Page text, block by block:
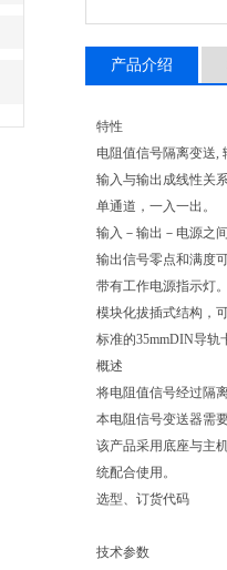
产品介绍
特性
电阻值信号隔离变送,
输入与输出成线性关系
单通道，一入一出。
输入－输出－电源之间
输出信号零点和满度可
带有工作电源指示灯。
模块化拔插式结构，
标准的35mmDIN导轨
概述
将电阻值信号经过隔
本电阻信号变送器需
该产品采用底座与主
统配合使用。
选型、订货代码
技术参数